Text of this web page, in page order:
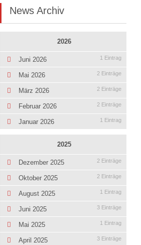
News Archiv
2026
Juni 2026 1 Eintrag
Mai 2026 2 Einträge
März 2026 2 Einträge
Februar 2026 2 Einträge
Januar 2026 1 Eintrag
2025
Dezember 2025 2 Einträge
Oktober 2025 2 Einträge
August 2025 1 Eintrag
Juni 2025 3 Einträge
Mai 2025 1 Eintrag
April 2025 3 Einträge